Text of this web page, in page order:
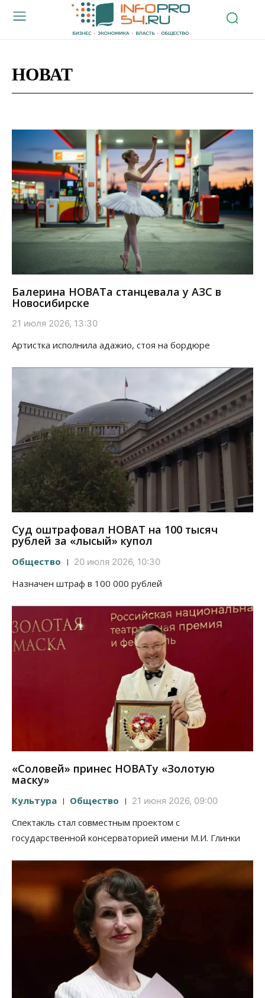
НОВАТ
Балерина НОВАТа станцевала у АЗС в
Новосибирске
21 июля 2026, 13:30
Артистка исполнила адажио, стоя на бордюре
Суд оштрафовал НОВАТ на 100 тысяч
рублей за «лысый» купол
Общество 20 июля 2026, 10:30
Назначен штраф в 100 000 рублей
«Соловей» принес НОВАТу «Золотую
маску»
Культура Общество 21 июня 2026, 09:00
Спектакль стал совместным проектом с
государственной консерваторией имени М.И. Глинки